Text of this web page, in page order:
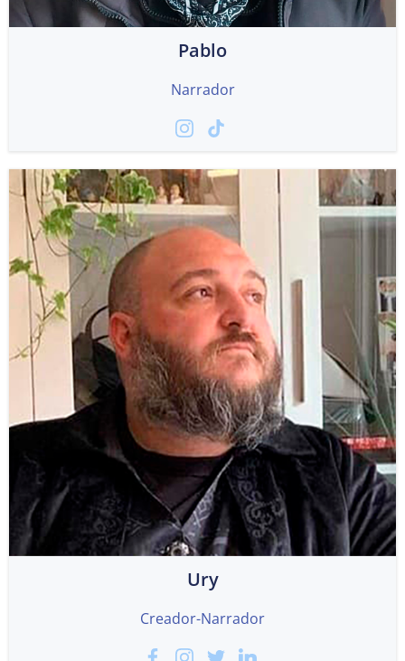
Pablo
Narrador
Ury
Creador-Narrador